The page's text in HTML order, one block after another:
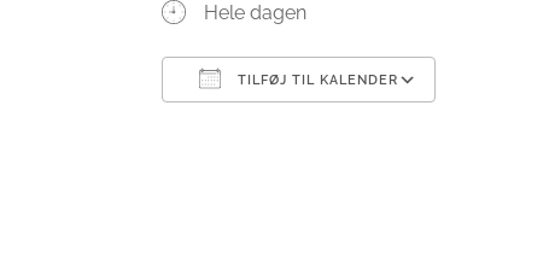
Hele dagen
TILFØJ TIL KALENDER